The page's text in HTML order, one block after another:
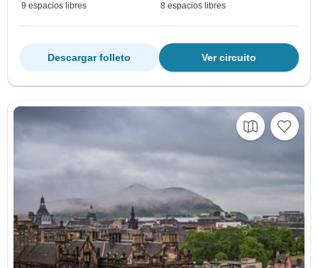
9 espacios libres 8 espacios libres
Ver circuito
Descargar folleto